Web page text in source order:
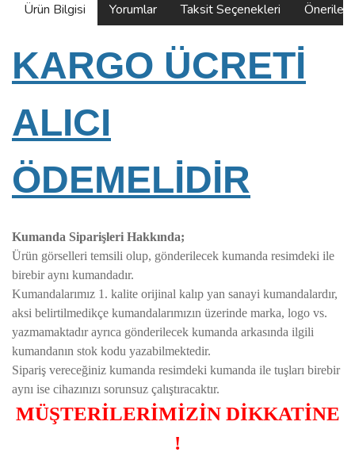
Ürün Bilgisi Yorumlar Taksit Seçenekleri
KARGO ÜCRETİ
ALICI
ÖDEMELİDİR
Kumanda Siparişleri Hakkında;
Ürün görselleri temsili olup, gönderilecek kumanda resimdeki ile
birebir aynı kumandadır.
Kumandalarımız 1. kalite orijinal kalıp yan sanayi kumandalardır,
aksi belirtilmedikçe kumandalarımızın üzerinde marka, logo vs.
yazmamaktadır ayrıca gönderilecek kumanda arkasında ilgili
kumandanın stok kodu yazabilmektedir.
Sipariş vereceğiniz kumanda resimdeki kumanda ile tuşları birebir
aynı ise cihazınızı sorunsuz çalıştıracaktır.
MÜŞTERİLERİMİZİN DİKKATİNE
!